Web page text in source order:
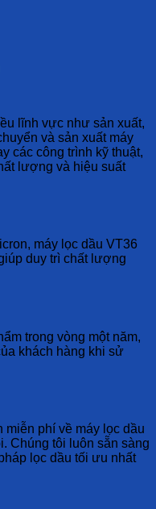
lĩnh vực như sản xuất,
và sản xuất máy
các công trình kỹ thuật,
lượng và hiệu suất
máy lọc dầu VT36
duy trì chất lượng
trong vòng một năm,
khách hàng khi sử
phí về máy lọc dầu
Chúng tôi luôn sẵn sàng
lọc dầu tối ưu nhất